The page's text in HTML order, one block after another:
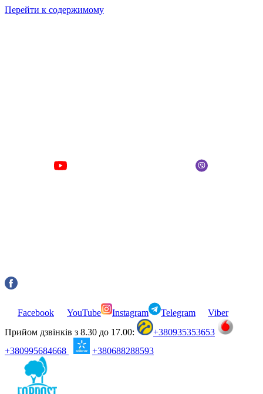
Перейти к содержимому
Facebook YouTube Instagram Telegram
Viber
Прийом дзвінків з 8.30 до 17.00:
+380935353653
+380995684668
+380688288593